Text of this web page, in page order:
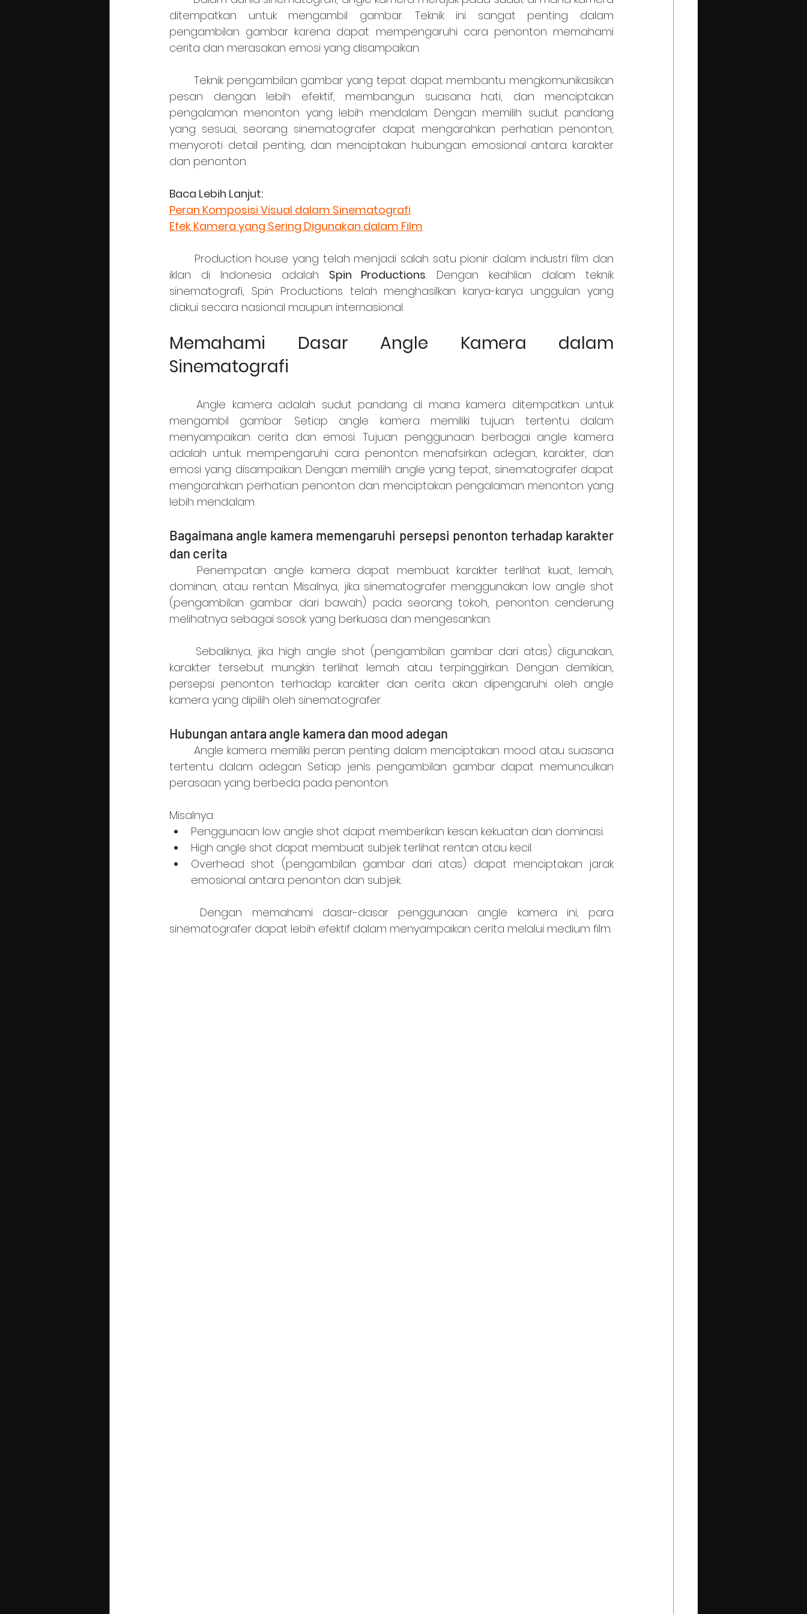
ditempatkan untuk mengambil gambar. Teknik ini sangat penting dalam
pengambilan gambar karena dapat mempengaruhi cara penonton memahami
cerita dan merasakan emosi yang disampaikan.
pesan dengan lebih efektif, membangun suasana hati, dan menciptakan
pengalaman menonton yang lebih mendalam. Dengan memilih sudut pandang
yang sesuai, seorang sinematografer dapat mengarahkan perhatian penonton,
menyoroti detail penting, dan menciptakan hubungan emosional antara karakter
dan penonton.
Baca Lebih Lanjut:
Peran Komposisi Visual dalam Sinematografi
Efek Kamera yang Sering Digunakan dalam Film
iklan di Indonesia adalah Spin Productions. Dengan keahlian dalam teknik
sinematografi, Spin Productions telah menghasilkan karya-karya unggulan yang
diakui secara nasional maupun internasional.
Memahami Dasar Angle Kamera dalam
Sinematografi
	Angle kamera adalah sudut pandang di mana kamera ditempatkan untuk
mengambil gambar. Setiap angle kamera memiliki tujuan tertentu dalam
menyampaikan cerita dan emosi. Tujuan penggunaan berbagai angle kamera
adalah untuk mempengaruhi cara penonton menafsirkan adegan, karakter, dan
emosi yang disampaikan. Dengan memilih angle yang tepat, sinematografer dapat
mengarahkan perhatian penonton dan menciptakan pengalaman menonton yang
lebih mendalam.
Bagaimana angle kamera memengaruhi persepsi penonton terhadap karakter
dan cerita
dominan, atau rentan. Misalnya, jika sinematografer menggunakan low angle shot
(pengambilan gambar dari bawah) pada seorang tokoh, penonton cenderung
melihatnya sebagai sosok yang berkuasa dan mengesankan.
karakter tersebut mungkin terlihat lemah atau terpinggirkan. Dengan demikian,
persepsi penonton terhadap karakter dan cerita akan dipengaruhi oleh angle
kamera yang dipilih oleh sinematografer.
Hubungan antara angle kamera dan mood adegan
	Angle kamera memiliki peran penting dalam menciptakan mood atau suasana
tertentu dalam adegan. Setiap jenis pengambilan gambar dapat memunculkan
perasaan yang berbeda pada penonton.
Misalnya:
Penggunaan low angle shot dapat memberikan kesan kekuatan dan dominasi.
High angle shot dapat membuat subjek terlihat rentan atau kecil.
Overhead shot (pengambilan gambar dari atas) dapat menciptakan jarak
emosional antara penonton dan subjek.
sinematografer dapat lebih efektif dalam menyampaikan cerita melalui medium film.